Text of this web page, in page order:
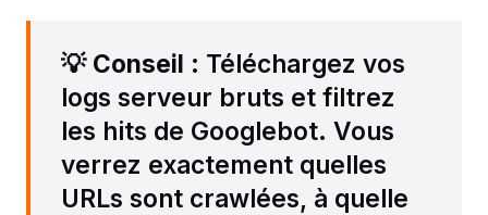
💡 Conseil : Téléchargez vos
logs serveur bruts et filtrez
les hits de Googlebot. Vous
verrez exactement quelles
URLs sont crawlées, à quelle